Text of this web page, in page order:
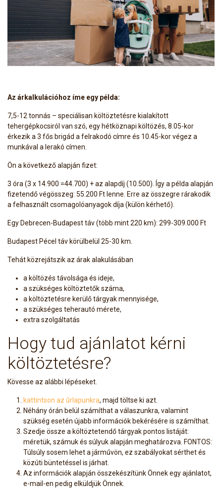
Az árkalkulációhoz íme egy példa:
7,5-12 tonnás – speciálisan költöztetésre kialakított
tehergépkocsiról van szó, egy hétköznapi költözés, 8.05-kor
érkezik a 3 fős brigád a felrakodó címre és 10.45-kor végez a
munkával a lerakó címen.
Ön a következő alapján fizet:
3 óra (3 x 14.900 =44.700) + az alapdíj (10.500). Így a példa alapján
fizetendő végösszeg: 55.200 Ft lenne. Erre az összegre rárakodik
a felhasznált csomagolóanyagok díja (külön kérhető).
Egy Debrecen-Budapest táv (több mint 220 km): 299-309.000 Ft
Budapest Pécel táv körülbelül 25-30 km.
Tehát közrejátszik az árak alakulásában
a költözés távolsága és ideje,
a szükséges költöztetők száma,
a költöztetésre kerülő tárgyak mennyisége,
a szükséges teherautó mérete,
extra szolgáltatás
Hogy tud ajánlatot kérni
költöztetésre?
Kövesse az alábbi lépéseket.
kattintson az űrlapunkra, majd töltse ki azt.
Néhány órán belül számíthat a válaszunkra, valamint
szükség esetén újabb információk bekérésére is számíthat.
Szedje össze a költöztetendő tárgyak pontos listáját:
méretük, számuk és súlyuk alapján meghatározva. FONTOS:
Túlsúly sosem lehet a járművön, ez szabályokat sérthet és
közúti büntetéssel is járhat.
Az információk alapján összekészítünk Önnek egy ajánlatot,
e-mail-en pedig elküldjük Önnek.